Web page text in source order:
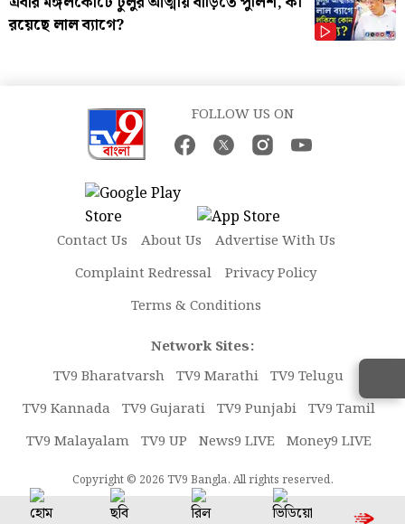
রয়েছে লাল ব্যাগে?
FOLLOW US ON
Contact Us About Us
Advertise With Us
Complaint Redressal
Privacy Policy
Terms & Conditions
Network Sites:
TV9 Bharatvarsh TV9 Marathi TV9 Telugu
TV9 Kannada TV9 Gujarati TV9 Punjabi TV9 Tamil
TV9 Malayalam TV9 UP News9 LIVE Money9 LIVE
Copyright © 2026 TV9 Bangla. All rights reserved.